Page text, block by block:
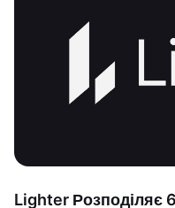
Lighter Розподіляє